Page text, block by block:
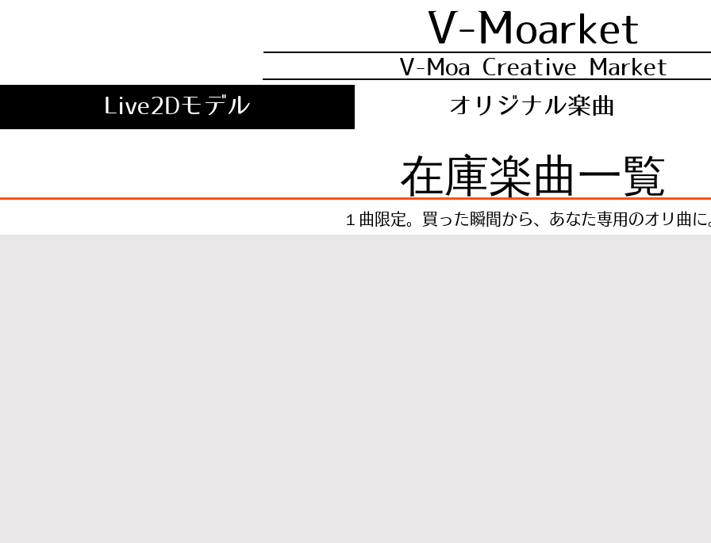
V-Moa Creative Market
Live2Dモデル
オリジナル楽曲
在庫楽曲一覧
１曲限定。買った瞬間から、あなた専用のオリ曲に